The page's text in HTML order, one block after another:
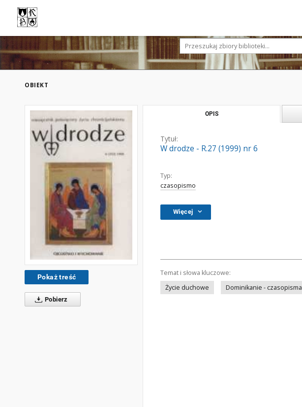
OBIEKT
Pokaż treść
Pobierz
OPIS
Tytuł:
W drodze - R.27 (1999) nr 6
Typ:
czasopismo
Więcej
Temat i słowa kluczowe:
Życie duchowe
Dominikanie - czasopisma